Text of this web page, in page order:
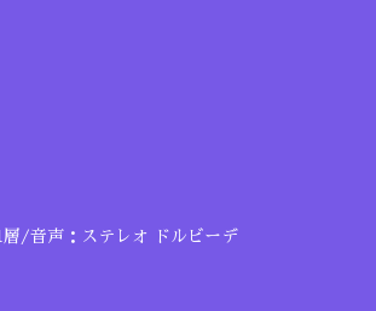
/音声：ステレオ ドルビーデ